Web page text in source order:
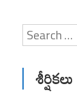
శీర్షికలు